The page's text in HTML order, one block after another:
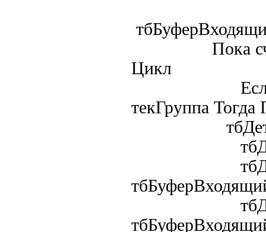
Пока
Цикл
Если
текГруппа Тогда